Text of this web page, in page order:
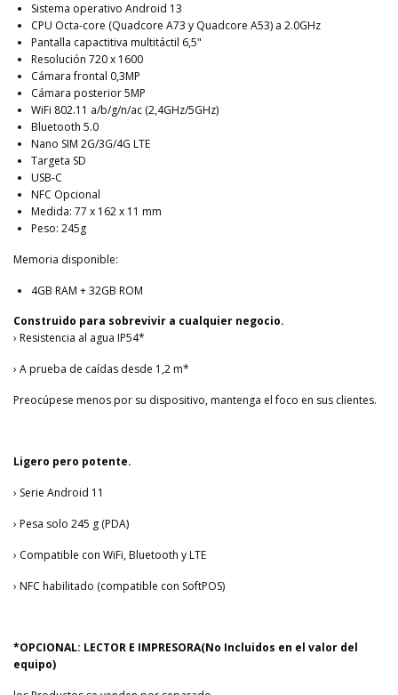
Sistema operativo Android 13
CPU Octa-core (Quadcore A73 y Quadcore A53) a 2.0GHz
Pantalla capactitiva multitáctil 6,5"
Resolución 720 x 1600
Cámara frontal 0,3MP
Cámara posterior 5MP
WiFi 802.11 a/b/g/n/ac (2,4GHz/5GHz)
Bluetooth 5.0
Nano SIM 2G/3G/4G LTE
Targeta SD
USB-C
NFC Opcional
Medida: 77 x 162 x 11 mm
Peso: 245g
Memoria disponible:
4GB RAM + 32GB ROM
Construido para sobrevivir a cualquier negocio.
› Resistencia al agua IP54*
› A prueba de caídas desde 1,2 m*
Preocúpese menos por su dispositivo, mantenga el foco en sus clientes.
Ligero pero potente.
› Serie Android 11
› Pesa solo 245 g (PDA)
› Compatible con WiFi, Bluetooth y LTE
› NFC habilitado (compatible con SoftPOS)
*OPCIONAL: LECTOR E IMPRESORA(No Incluidos en el valor del
equipo)